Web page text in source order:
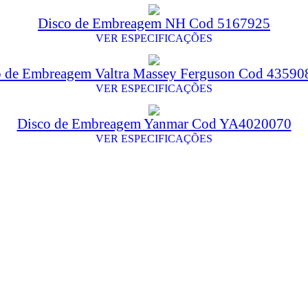
Disco de Embreagem NH Cod 5167925
VER ESPECIFICAÇÕES
de Embreagem Valtra Massey Ferguson Cod
VER ESPECIFICAÇÕES
Disco de Embreagem Yanmar Cod YA4020070
VER ESPECIFICAÇÕES